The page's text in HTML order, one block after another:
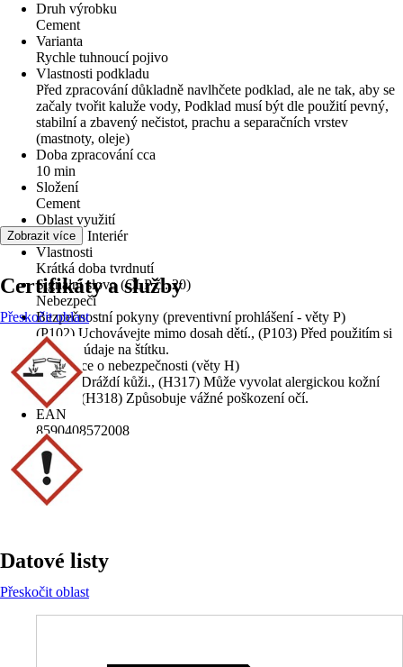
Druh výrobku
Cement
Varianta
Rychle tuhnoucí pojivo
Vlastnosti podkladu
Před zpracování důkladně navlhčete podklad, ale ne tak, aby se
začaly tvořit kaluže vody, Podklad musí být dle použití pevný,
stabilní a zbavený nečistot, prachu a separačních vrstev
(mastnoty, oleje)
Doba zpracování cca
10 min
Složení
Cement
Oblast využití
Exteriér, Interiér
Vlastnosti
Krátká doba tvrdnutí
Signální slovo (CLP čl. 20)
Nebezpečí
Bezpečnostní pokyny (preventivní prohlášení - věty P)
(P102) Uchovávejte mimo dosah dětí., (P103) Před použitím si
přečtěte údaje na štítku.
Informace o nebezpečnosti (věty H)
(H315) Dráždí kůži., (H317) Může vyvolat alergickou kožní
reakci., (H318) Způsobuje vážné poškození očí.
EAN
8590408572008
Zobrazit více
Certifikáty a služby
Přeskočit oblast
Datové listy
Přeskočit oblast